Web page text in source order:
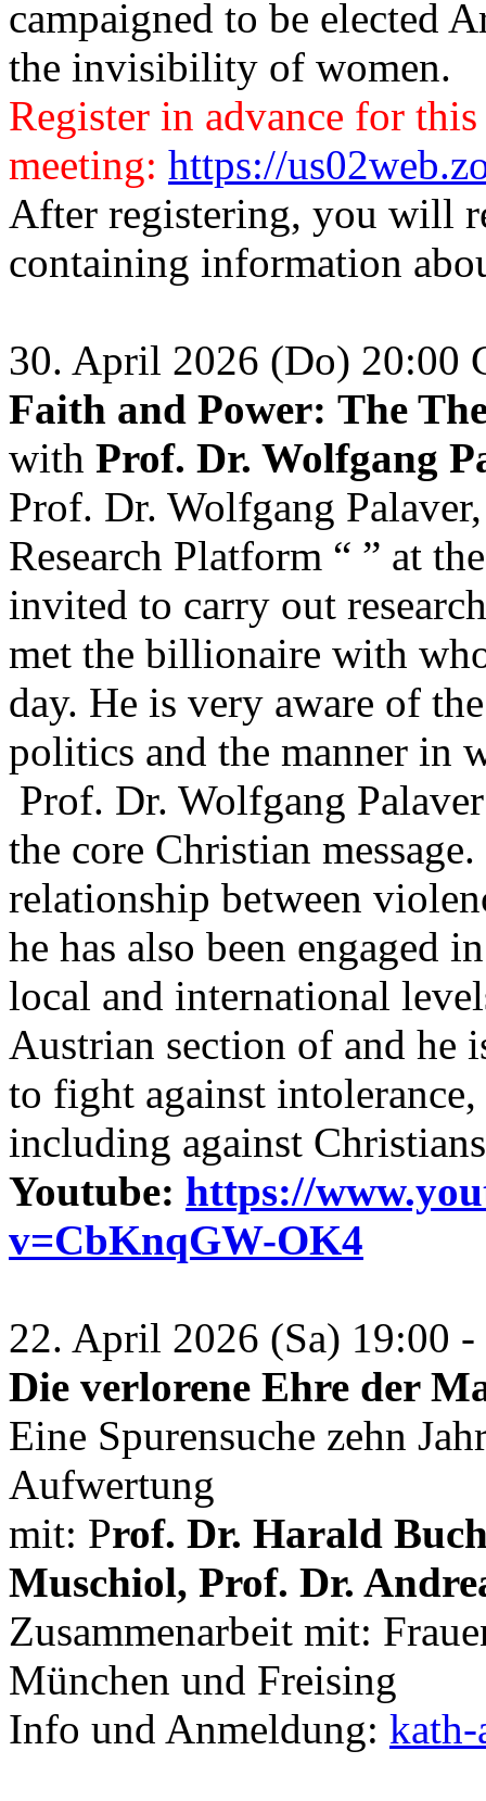
campaigned to be elected
the invisibility of women.
Register in advance for this
meeting: https://
After registering, you will
containing information
30. April 2026 (Do) 20:00
Faith and Power: The
with Prof. Dr. Wolfgang
Prof. Dr. Wolfgang
Research Platform “ ” at
invited to carry out
met the billionaire with
day. He is very aware of
politics and the manner in
Prof. Dr. Wolfgang
the core Christian
relationship between
he has also been engaged
local and international
Austrian section of and he
to fight against
including against
Youtube: https://
v=CbKnqGW-OK4
22. April 2026 (Sa) 19:00
Die verlorene Ehre der
Eine Spurensuche zehn
Aufwertung
mit: Prof. Dr. Harald
Muschiol, Prof. Dr.
Zusammenarbeit mit:
München und Freising
Info und Anmeldung: kath-